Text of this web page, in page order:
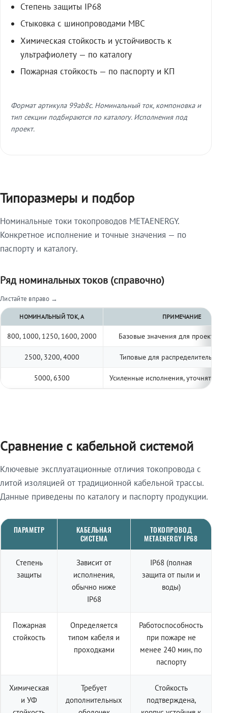
Степень защиты IP68
Стыковка с шинопроводами МВС
Химическая стойкость и устойчивость к
ультрафиолету — по каталогу
Пожарная стойкость — по паспорту и КП
Формат артикула 99ab8c. Номинальный ток, компоновка и
тип секции подбираются по каталогу. Исполнения под
проект.
Типоразмеры и подбор
Номинальные токи токопроводов METAENERGY.
Конкретное исполнение и точные значения — по
паспорту и каталогу.
Ряд номинальных токов (справочно)
Листайте вправо →
НОМИНАЛЬНЫЙ ТОК, А ПРИМЕЧАНИЕ
800, 1000, 1250, 1600, 2000 Базовые значения для
2500, 3200, 4000 Типовые для распределительных
5000, 6300 Усиленные исполнения, уточнять по
Сравнение с кабельной системой
Ключевые эксплуатационные отличия токопровода с
литой изоляцией от традиционной кабельной трассы.
Данные приведены по каталогу и паспорту продукции.
ПАРАМЕТР
КАБЕЛЬНАЯ
СИСТЕМА
ТОКОПРОВОД
METAENERGY IP68
Степень
защиты
Зависит от
исполнения,
обычно ниже
IP68
IP68 (полная
защита от пыли и
воды)
Пожарная
стойкость
Определяется
типом кабеля и
проходками
Работоспособность
при пожаре не
менее 240 мин, по
паспорту
Химическая
и УФ
Требует
дополнительных
Стойкость
подтверждена,